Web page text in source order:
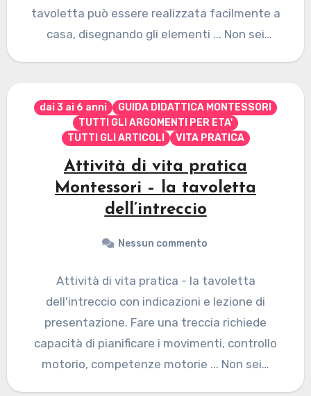
tavoletta può essere realizzata facilmente a
casa, disegnando gli elementi ... Non sei
dai 3 ai 6 anni
GUIDA DIDATTICA MONTESSORI
TUTTI GLI ARGOMENTI PER ETA'
TUTTI GLI ARTICOLI
VITA PRATICA
Attività di vita pratica
Montessori – la tavoletta
dell’intreccio
Nessun commento
Attività di vita pratica - la tavoletta
dell'intreccio con indicazioni e lezione di
presentazione. Fare una treccia richiede
capacità di pianificare i movimenti, controllo
motorio, competenze motorie ... Non sei…